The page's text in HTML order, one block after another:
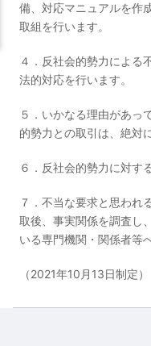
備、対応マニュアルを作
取組を行います。
４．反社会的勢力による
法的対応を行います。
５．いかなる理由があっ
的勢力との取引は、絶対
６．反社会的勢力に対す
７．不当な要求と思われ
取後、事実関係を調査し
いる専門機関・関係者等
（2021年10月13日制定）